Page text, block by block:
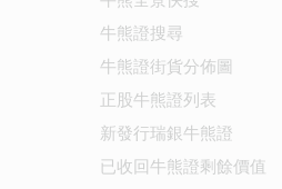
牛熊證搜尋
牛熊證街貨分佈圖
正股牛熊證列表
新發行瑞銀牛熊證
已收回牛熊證剩餘價值